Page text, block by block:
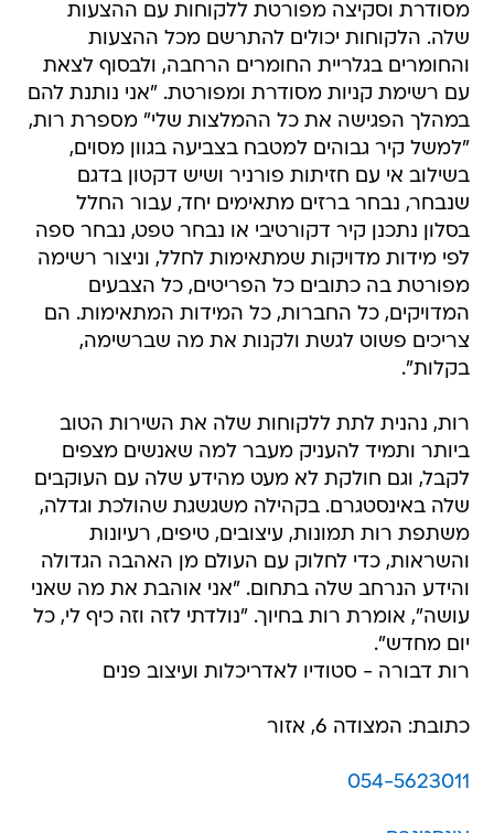
מסודרת וסקיצה מפורטת ללקוחות עם ההצעות
שלה. הלקוחות יכולים להתרשם מכל ההצעות
והחומרים בגלריית החומרים הרחבה, ולבסוף לצאת
עם רשימת קניות מסודרת ומפורטת. "אני נותנת להם
במהלך הפגישה את כל ההמלצות שלי" מספרת רות,
"למשל קיר גבוהים למטבח בצביעה בגוון מסוים,
בשילוב אי עם חזיתות פורניר ושיש דקטון בדגם
שנבחר, נבחר ברזים מתאימים יחד, עבור החלל
בסלון נתכנן קיר דקורטיבי או נבחר טפט, נבחר ספה
לפי מידות מדויקות שמתאימות לחלל, וניצור רשימה
מפורטת בה כתובים כל הפריטים, כל הצבעים
המדויקים, כל החברות, כל המידות המתאימות. הם
צריכים פשוט לגשת ולקנות את מה שברשימה,
בקלות".
רות, נהנית לתת ללקוחות שלה את השירות הטוב
ביותר ותמיד להעניק מעבר למה שאנשים מצפים
לקבל, וגם חולקת לא מעט מהידע שלה עם העוקבים
שלה באינסטגרם. בקהילה משגשגת שהולכת וגדלה,
משתפת רות תמונות, עיצובים, טיפים, רעיונות
והשראות, כדי לחלוק עם העולם מן האהבה הגדולה
והידע הנרחב שלה בתחום. "אני אוהבת את מה שאני
עושה", אומרת רות בחיוך. "נולדתי לזה וזה כיף לי, כל
יום מחדש".
רות דבורה - סטודיו לאדריכלות ועיצוב פנים
כתובת: המצודה 6, אזור
054-5623011